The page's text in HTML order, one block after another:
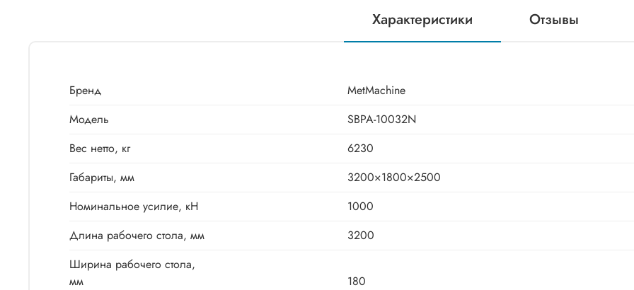
Характеристики Отзывы
Бренд
MetMachine
Модель
SBPA-10032N
Вес нетто, кг
6230
Габариты, мм
3200×1800×2500
Номинальное усилие, кН
1000
Длина рабочего стола, мм
3200
Ширина рабочего стола,
мм
180